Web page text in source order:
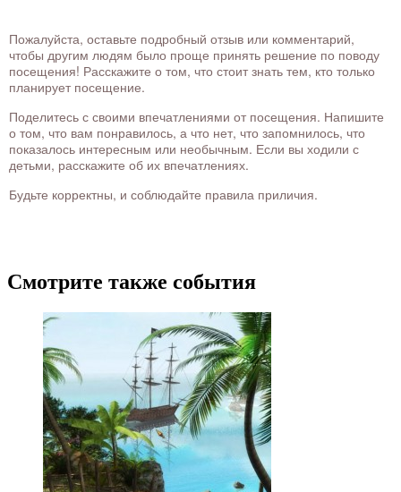
Пожалуйста, оставьте подробный отзыв или комментарий,
чтобы другим людям было проще принять решение по поводу
посещения! Расскажите о том, что стоит знать тем, кто только
планирует посещение.
Поделитесь с своими впечатлениями от посещения. Напишите
о том, что вам понравилось, а что нет, что запомнилось, что
показалось интересным или необычным. Если вы ходили с
детьми, расскажите об их впечатлениях.
Будьте корректны, и соблюдайте правила приличия.
Смотрите также события